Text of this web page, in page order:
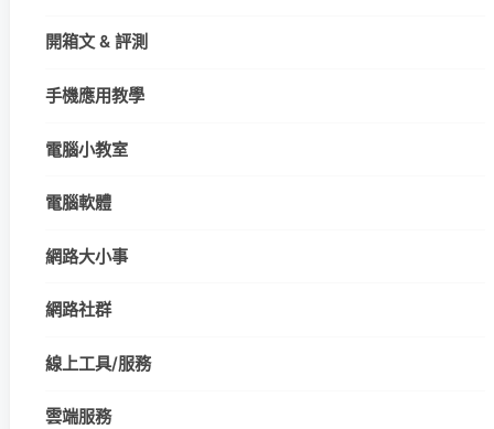
開箱文 & 評測
手機應用教學
電腦小教室
電腦軟體
網路大小事
網路社群
線上工具/服務
雲端服務